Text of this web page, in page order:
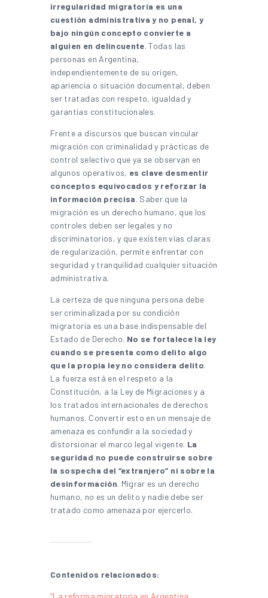
irregularidad migratoria es una
cuestión administrativa y no penal, y
bajo ningún concepto convierte a
alguien en delincuente. Todas las
personas en Argentina,
independientemente de su origen,
apariencia o situación documental, deben
ser tratadas con respeto, igualdad y
garantías constitucionales.
Frente a discursos que buscan vincular
migración con criminalidad y prácticas de
control selectivo que ya se observan en
algunos operativos, es clave desmentir
conceptos equivocados y reforzar la
información precisa. Saber que la
migración es un derecho humano, que los
controles deben ser legales y no
discriminatorios, y que existen vías claras
de regularización, permite enfrentar con
seguridad y tranquilidad cualquier situación
administrativa.
La certeza de que ninguna persona debe
ser criminalizada por su condición
migratoria es una base indispensable del
Estado de Derecho. No se fortalece la ley
cuando se presenta como delito algo
que la propia ley no considera delito.
La fuerza está en el respeto a la
Constitución, a la Ley de Migraciones y a
los tratados internacionales de derechos
humanos. Convertir esto en un mensaje de
amenaza es confundir a la sociedad y
distorsionar el marco legal vigente. La
seguridad no puede construirse sobre
la sospecha del “extranjero” ni sobre la
desinformación. Migrar es un derecho
humano, no es un delito y nadie debe ser
tratado como amenaza por ejercerlo.
Contenidos relacionados:
“La reforma migratoria en Argentina